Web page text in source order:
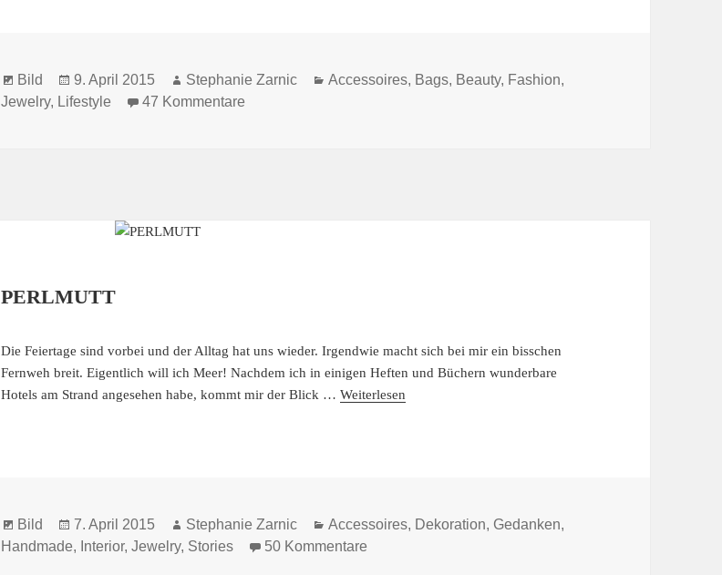
Format
Bild
Veröffentlicht
am
9. April 2015 Autor
Stephanie Zarnic Kategorien
Accessoires, Bags, Beauty, Fashion,
Jewelry, Lifestyle 47 Kommentare
PERLMUTT
Die Feiertage sind vorbei und der Alltag hat uns wieder. Irgendwie macht sich bei mir ein bisschen
Fernweh breit. Eigentlich will ich Meer! Nachdem ich in einigen Heften und Büchern wunderbare
Hotels am Strand angesehen habe, kommt mir der Blick …Weiterlesen
Format
Bild
Veröffentlicht
am
7. April 2015 Autor
Stephanie Zarnic Kategorien
Accessoires, Dekoration, Gedanken,
Handmade, Interior,Jewelry, Stories 50 Kommentare